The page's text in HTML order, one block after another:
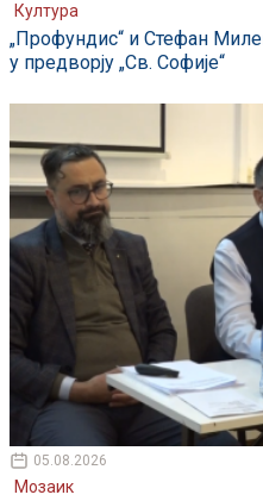
Култура
„Профундис“ и Стефан
у предворју „Св. Софије“
05.08.2026
Мозаик